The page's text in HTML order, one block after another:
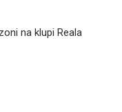
na klupi Reala